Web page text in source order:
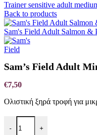
Trainer sensitive adult
Back to products
Sam's Field Adult Salmon &
Sam’s Field Adult
€7,50
Ολιστική ξηρά τροφή για
-
Sam's Field Adult Mini
+